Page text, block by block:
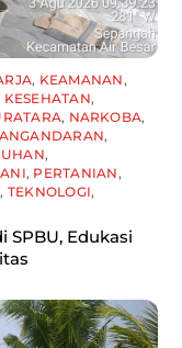
, KEAMANAN ,
KESEHATAN,
, NARKOBA,
,
,
, PERTANIAN ,
, TEKNOLOGI,
Edukasi